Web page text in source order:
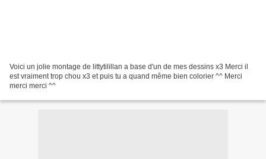
Voici un jolie montage de littytilillan a base d'un de mes dessins x3 Merci il
est vraiment trop chou x3 et puis tu a quand même bien colorier ^^ Merci
merci merci ^^